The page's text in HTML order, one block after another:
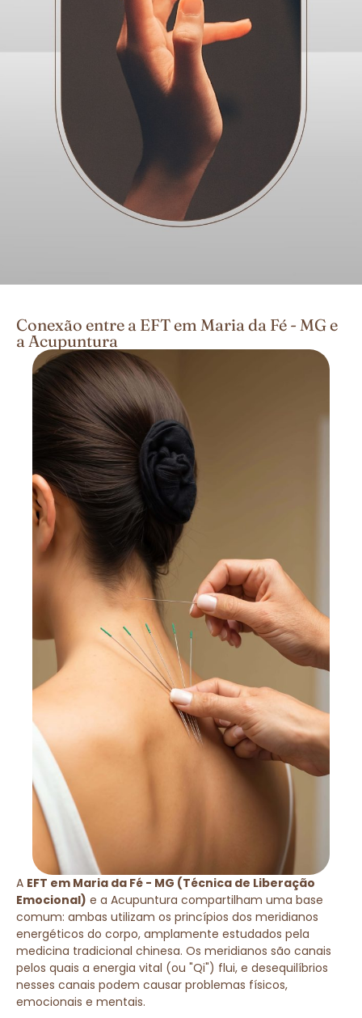
Conexão entre a EFT em Maria da Fé - MG e
a Acupuntura
A EFT em Maria da Fé - MG (Técnica de Liberação
Emocional) e a Acupuntura compartilham uma base
comum: ambas utilizam os princípios dos meridianos
energéticos do corpo, amplamente estudados pela
medicina tradicional chinesa. Os meridianos são canais
pelos quais a energia vital (ou "Qi") flui, e desequilíbrios
nesses canais podem causar problemas físicos,
emocionais e mentais.